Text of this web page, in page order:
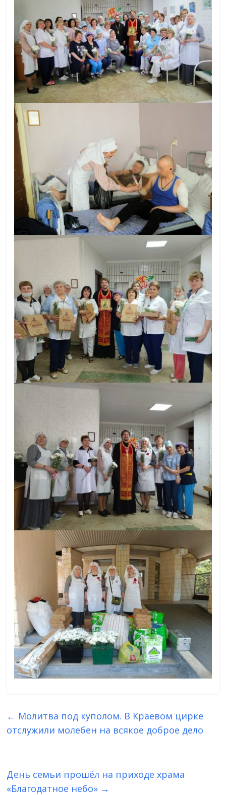
← Молитва под куполом. В Краевом цирке
отслужили молебен на всякое доброе дело
День семьи прошёл на приходе храма
«Благодатное небо» →